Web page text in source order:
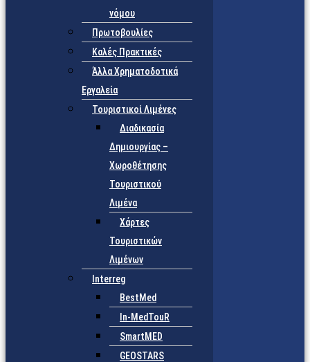
νόμου
Πρωτοβουλίες
Καλές Πρακτικές
Άλλα Χρηματοδοτικά
Εργαλεία
Τουριστικοί Λιμένες
Διαδικασία
Δημιουργίας –
Χωροθέτησης
Τουριστικού
Λιμένα
Χάρτες
Τουριστικών
Λιμένων
Interreg
BestMed
In-MedTouR
SmartMED
GEOSTARS